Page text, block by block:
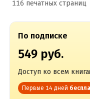
116 печатных страниц
По подписке
549 руб.
Доступ ко всем
Первые 14 дней